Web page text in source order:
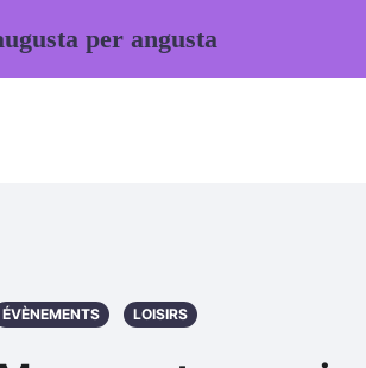
ÉVÈNEMENTS LOISIRS
per angusta